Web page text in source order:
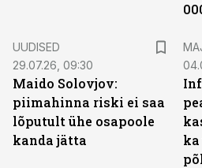
UUDISED
29.07.26, 09:30
Maido Solovjov:
piimahinna riski ei saa
lõputult ühe osapoole
kanda jätta
ka